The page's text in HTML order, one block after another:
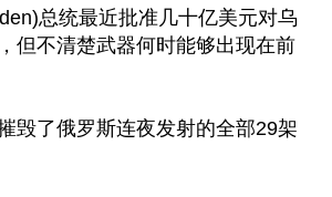
总统最近批准几十亿美元对乌
但不清楚武器何时能够出现在前
毁了俄罗斯连夜发射的全部29架